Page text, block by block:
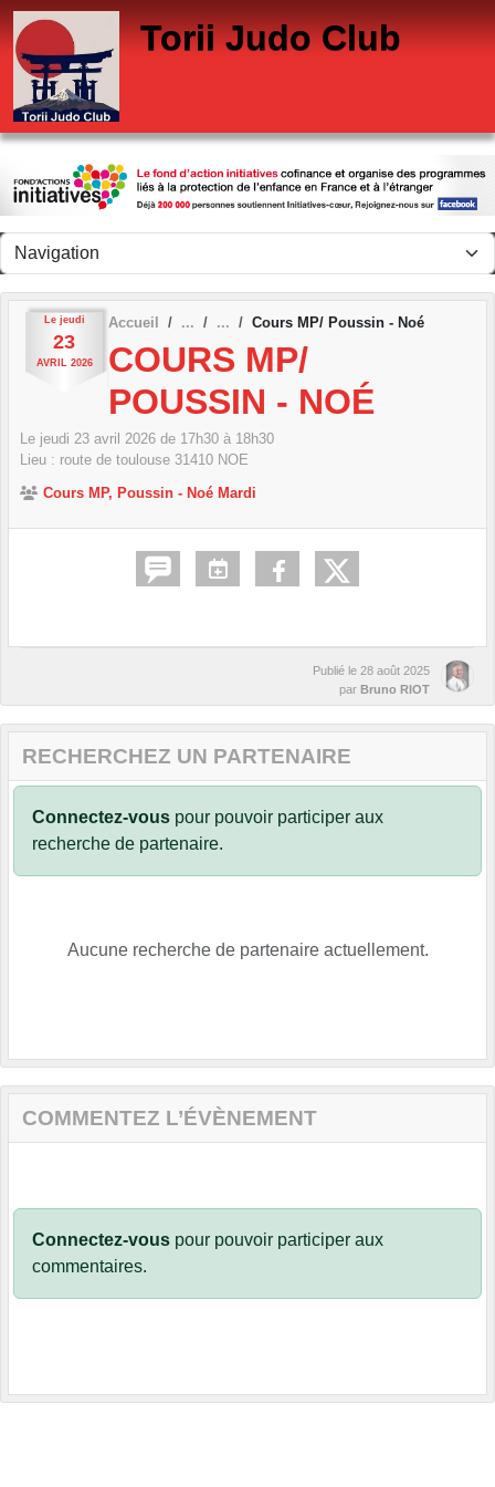
Torii Judo Club
Le jeudi
23
AVRIL 2026
Accueil Cours MP/ Poussin - Noé
COURS MP/
POUSSIN - NOÉ
Le jeudi 23 avril 2026 de 17h30 à 18h30
Lieu : route de toulouse 31410 NOE
Cours MP, Poussin - Noé Mardi
Publié le 28 août 2025
par Bruno RIOT
RECHERCHEZ UN PARTENAIRE
Connectez-vous pour pouvoir participer aux
recherche de partenaire.
Aucune recherche de partenaire actuellement.
COMMENTEZ L’ÉVÈNEMENT
Connectez-vous pour pouvoir participer aux
commentaires.
Panneau de gestion des cookies